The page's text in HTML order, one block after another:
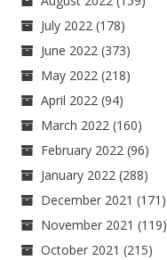
July 2022 (178)
June 2022 (373)
May 2022 (218)
April 2022 (94)
March 2022 (160)
February 2022 (96)
January 2022 (288)
December 2021 (171)
November 2021 (119)
October 2021 (215)